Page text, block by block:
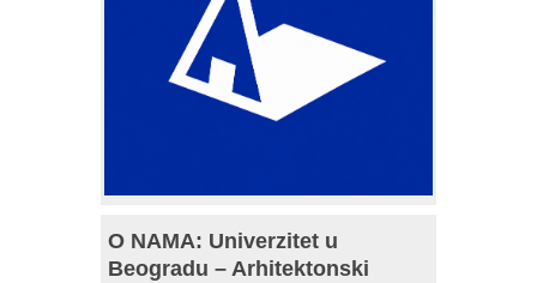
O NAMA: Univerzitet u
Beogradu – Arhitektonski